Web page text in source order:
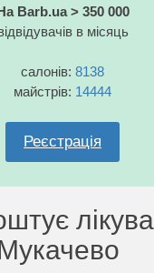
Barb.ua > 350 000
в місяць
салонів: 8138
майстрів: 14444
Реєстрація